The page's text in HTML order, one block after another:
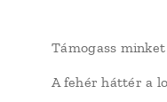
Támogass
A fehér háttér a